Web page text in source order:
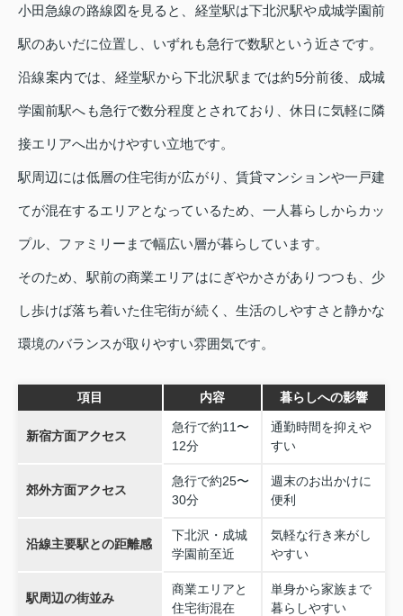
小田急線の路線図を見ると、経堂駅は下北沢駅や成城学園前
駅のあいだに位置し、いずれも急行で数駅という近さです。
沿線案内では、経堂駅から下北沢駅までは約5分前後、成城
学園前駅へも急行で数分程度とされており、休日に気軽に隣
接エリアへ出かけやすい立地です。
駅周辺には低層の住宅街が広がり、賃貸マンションや一戸建
てが混在するエリアとなっているため、一人暮らしからカッ
プル、ファミリーまで幅広い層が暮らしています。
そのため、駅前の商業エリアはにぎやかさがありつつも、少
し歩けば落ち着いた住宅街が続く、生活のしやすさと静かな
環境のバランスが取りやすい雰囲気です。
項目 内容 暮らしへの影響
新宿方面アクセス
急行で約11〜
12分
通勤時間を抑えや
すい
郊外方面アクセス
急行で約25〜
30分
週末のお出かけに
便利
沿線主要駅との距離感
下北沢・成城
学園前至近
気軽な行き来がし
やすい
駅周辺の街並み
商業エリアと
住宅街混在
単身から家族まで
暮らしやすい